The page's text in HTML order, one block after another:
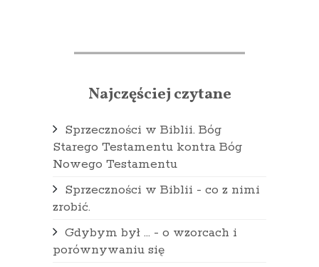
Najczęściej czytane
Sprzeczności w Biblii. Bóg
Starego Testamentu kontra Bóg
Nowego Testamentu
Sprzeczności w Biblii - co z nimi
zrobić.
Gdybym był … - o wzorcach i
porównywaniu się